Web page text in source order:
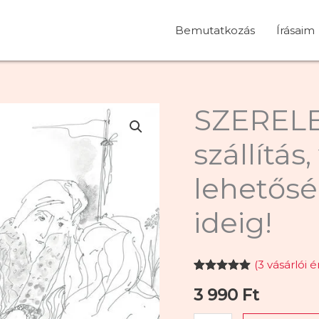
Bemutatkozás Írásaim
ideig!
5.00az 5-
ből,
értékelés
(3 vásárlói
3 990 Ft
SZERELEM
ÉS
ingyenes
visszaküldési
Korlátozott
mennyiség